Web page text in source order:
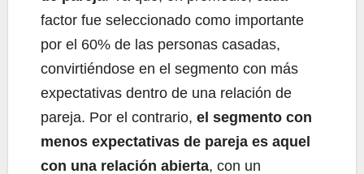
factor fue seleccionado como importante
por el 60% de las personas casadas,
convirtiéndose en el segmento con más
expectativas dentro de una relación de
pareja. Por el contrario, el segmento con
menos expectativas de pareja es aquel
con una relación abierta, con un